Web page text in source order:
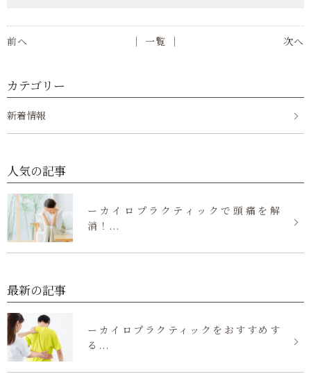
前へ 次へ
│ 一覧 │
カテゴリー
新着情報
人気の記事
ーカイロプラクティックで頭痛を解
消！...
最新の記事
ーカイロプラクティックをおすすめす
る...